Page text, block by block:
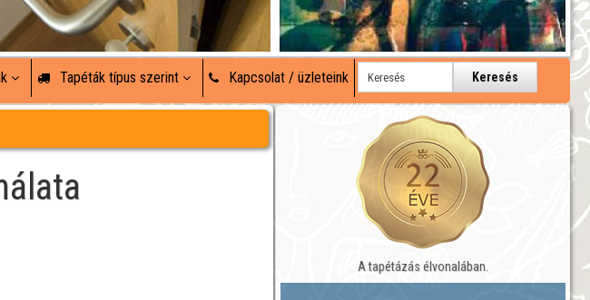
Tapéták típus szerint Kapcsolat / üzleteink Keresés
A tapétázás élvonalában.